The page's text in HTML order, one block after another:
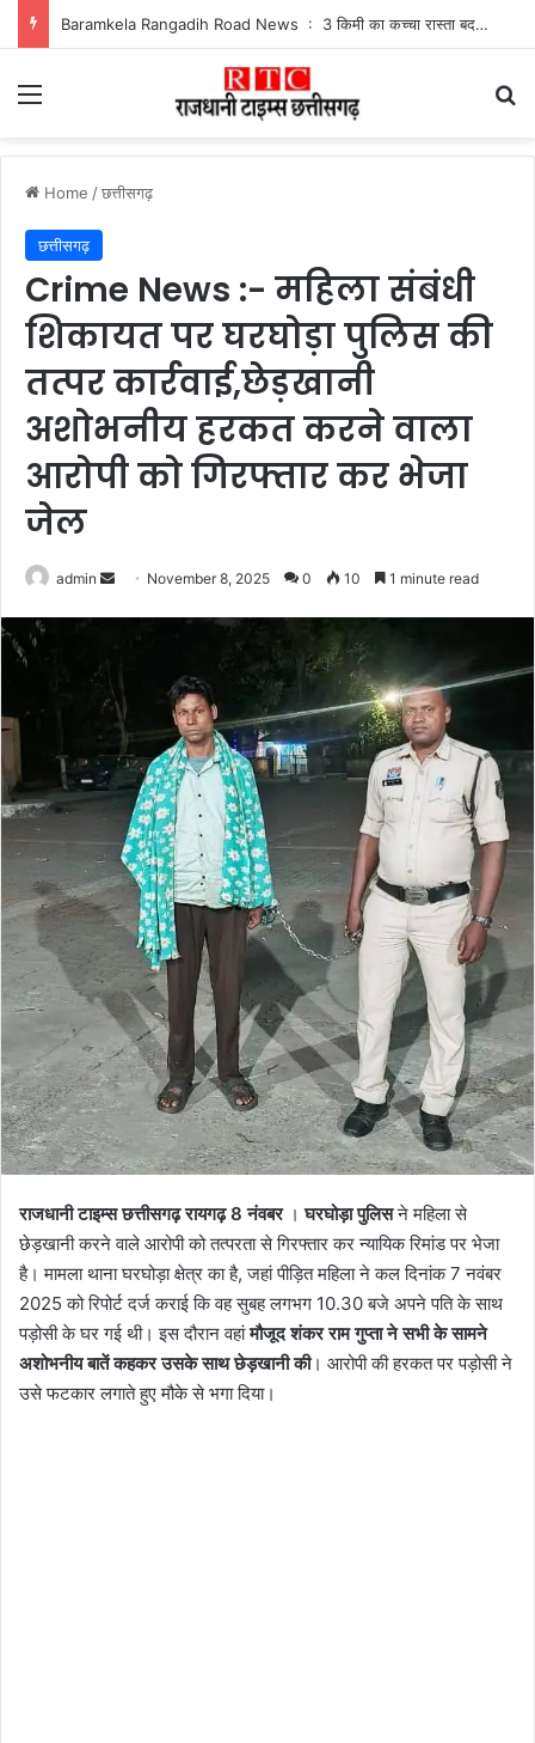
Baramkela Rangadih Road News : 3 किमी का कच्चा रास्ता बदहाल, बारिश में फंसे रंगाडीह के ग्रामीण
Menu
Home /छत्तीसगढ़
छत्तीसगढ़
Crime News :- महिला संबंधी
शिकायत पर घरघोड़ा पुलिस की
तत्पर कार्रवाई,छेड़खानी
अशोभनीय हरकत करने वाला
आरोपी को गिरफ्तार कर भेजा
जेल
admin
Send November 8, 2025 0 10 1 minute read
राजधानी टाइम्स छत्तीसगढ़ रायगढ़ 8 नंवबर।घरघोड़ा पुलिसने महिला से
छेड़खानी करने वाले आरोपी को तत्परता से गिरफ्तार कर न्यायिक रिमांड पर भेजा
है। मामला थाना घरघोड़ा क्षेत्र का है, जहां पीड़ित महिला ने कल दिनांक 7 नवंबर
2025 को रिपोर्ट दर्ज कराई कि वह सुबह लगभग 10.30 बजे अपने पति के साथ
पड़ोसी के घर गई थी। इस दौरान वहांमौजूद शंकर राम गुप्ता ने सभी के सामने
अशोभनीय बातें कहकर उसके साथ छेड़खानी की। आरोपी की हरकत पर पड़ोसी ने
उसे फटकार लगाते हुए मौके से भगा दिया।